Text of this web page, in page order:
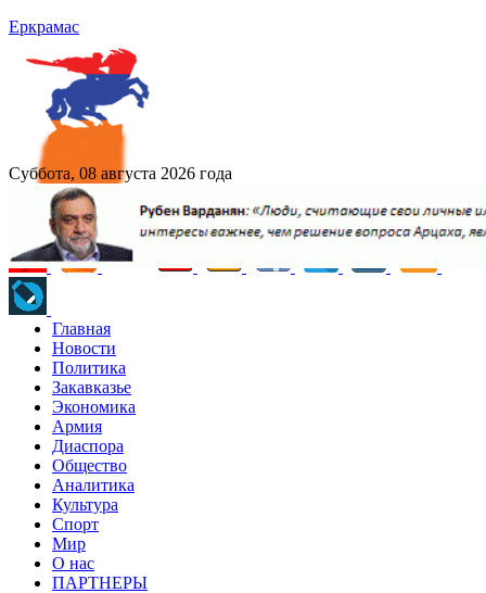
Еркрамас
Суббота, 08 августа 2026 года
Главная
Новости
Политика
Закавказье
Экономика
Армия
Диаспора
Общество
Аналитика
Культура
Спорт
Мир
О нас
ПАРТНЕРЫ